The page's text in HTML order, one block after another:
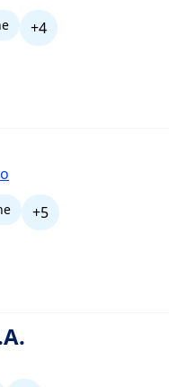
+4
+5